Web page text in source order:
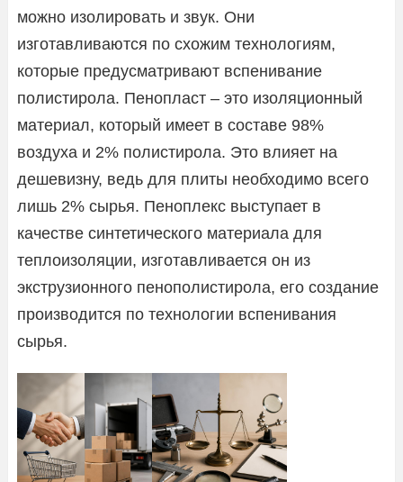
можно изолировать и звук. Они
изготавливаются по схожим технологиям,
которые предусматривают вспенивание
полистирола. Пенопласт – это изоляционный
материал, который имеет в составе 98%
воздуха и 2% полистирола. Это влияет на
дешевизну, ведь для плиты необходимо всего
лишь 2% сырья. Пеноплекс выступает в
качестве синтетического материала для
теплоизоляции, изготавливается он из
экструзионного пенополистирола, его создание
производится по технологии вспенивания
сырья.